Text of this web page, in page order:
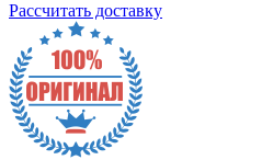
Рассчитать доставку